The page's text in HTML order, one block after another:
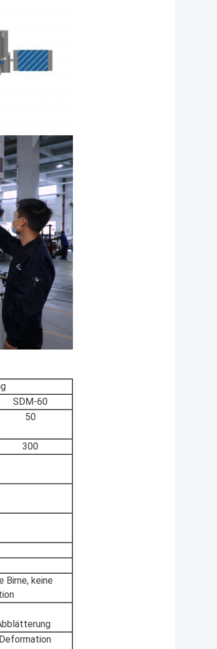
SDM-60
50
300
Birne, keine